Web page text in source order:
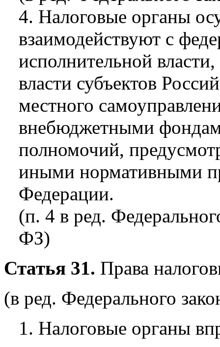
4. Налоговые органы
взаимодействуют с
исполнительной
власти субъектов
местного
внебюджетными
полномочий,
иными нормативными
Федерации.
(п. 4 в ред.
ФЗ)
Статья 31. Права
(в ред. Федерального
1. Налоговые органы